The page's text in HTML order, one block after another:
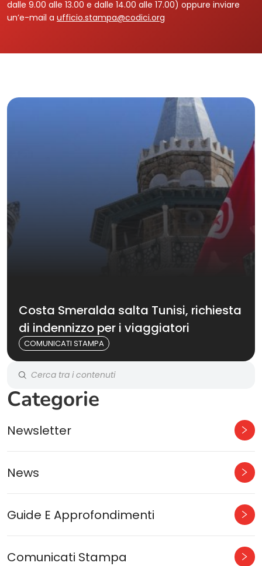
dalle 9.00 alle 13.00 e dalle 14.00 alle 17.00) oppure inviare
un’e-mail a ufficio.stampa@codici.org
Costa Smeralda salta Tunisi, richiesta
di indennizzo per i viaggiatori
COMUNICATI STAMPA
Categorie
Newsletter
News
Guide E Approfondimenti
Comunicati Stampa